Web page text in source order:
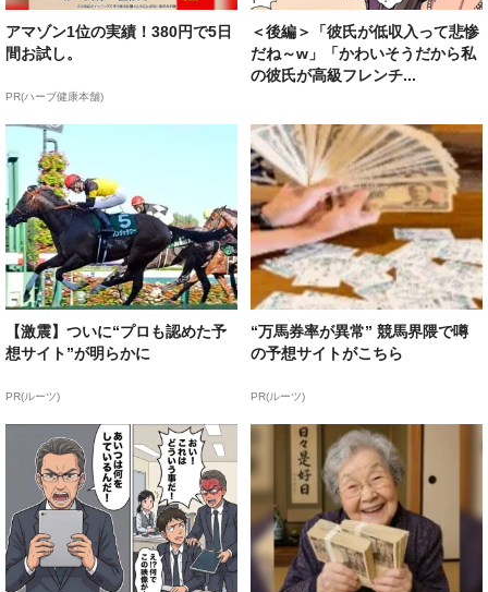
アマゾン1位の実績！380円で5日
間お試し。
PR(ハーブ健康本舗)
＜後編＞「彼氏が低収入って悲惨
だね～w」「かわいそうだから私
の彼氏が高級フレンチ...
【激震】ついに“プロも認めた予
想サイト”が明らかに
PR(ルーツ)
“万馬券率が異常” 競馬界隈で噂
の予想サイトがこちら
PR(ルーツ)